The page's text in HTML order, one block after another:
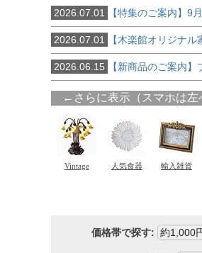
2026.07.01 【特集のご案内】9
2026.07.01 【木楽館オリジナ
2026.06.15 【新商品のご案内
価格帯で探す: 約1,000